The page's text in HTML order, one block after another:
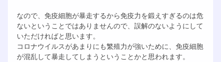
なので、免疫細胞が暴走するから免疫力を鍛えすぎるのは危
ないということではありませんので、誤解のないようにして
いただければと思います。
コロナウイルスがあまりにも繁殖力が強いために、免疫細胞
が混乱して暴走してしまうということかと思われます。